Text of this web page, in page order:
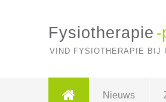
Fysiotherapie -
VIND FYSIOTHERAPIE BIJ
Nieuws